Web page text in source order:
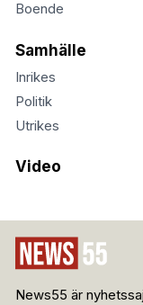
Boende
Samhälle
Inrikes
Politik
Utrikes
Video
News55 är